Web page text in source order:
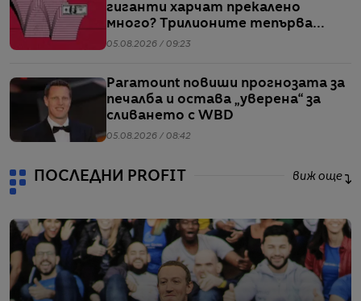
гиганти харчат прекалено
много? Трилионите тепърва
предстоят
05.08.2026 / 09:23
Paramount повиши прогнозата за
печалба и остава „уверена“ за
сливането с WBD
05.08.2026 / 08:42
ПОСЛЕДНИ PROFIT виж още